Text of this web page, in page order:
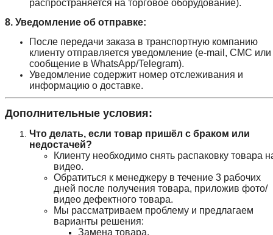
распространяется на торговое оборудование).
8. Уведомление об отправке:
После передачи заказа в транспортную компанию
клиенту отправляется уведомление (e-mail, СМС или
сообщение в WhatsApp/Telegram).
Уведомление содержит номер отслеживания и
информацию о доставке.
Дополнительные условия:
Что делать, если товар пришёл с браком или
недостачей?
Клиенту необходимо снять распаковку товара
видео.
Обратиться к менеджеру в течение 3 рабочих
дней после получения товара, приложив фото/
видео дефектного товара.
Мы рассматриваем проблему и предлагаем
варианты решения:
Замена товара.